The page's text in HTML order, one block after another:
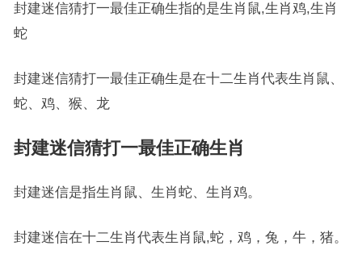
封建迷信猜打一最佳正确生指的是生肖鼠,生肖鸡,生肖
蛇
封建迷信猜打一最佳正确生是在十二生肖代表生肖鼠、
蛇、鸡、猴、龙
封建迷信猜打一最佳正确生肖
封建迷信是指生肖鼠、生肖蛇、生肖鸡。
封建迷信在十二生肖代表生肖鼠,蛇，鸡，兔，牛，猪。